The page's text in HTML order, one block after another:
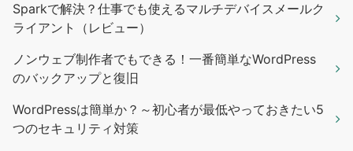
Sparkで解決？仕事でも使えるマルチデバイスメールク
ライアント（レビュー）
ノンウェブ制作者でもできる！一番簡単なWordPress
のバックアップと復旧
WordPressは簡単か？～初心者が最低やっておきたい5
つのセキュリティ対策